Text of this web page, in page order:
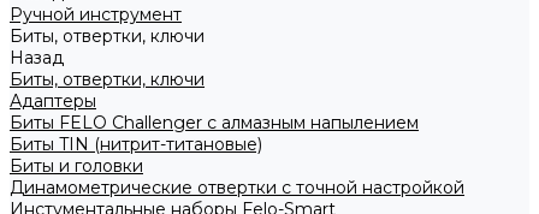
Ручной инструмент
Биты, отвертки, ключи
Назад
Биты, отвертки, ключи
Адаптеры
Биты FELO Challenger с алмазным напылением
Биты TIN (нитрит-титановые)
Биты и головки
Динамометрические отвертки с точной настройкой
Инстументальные наборы Felo-Smart